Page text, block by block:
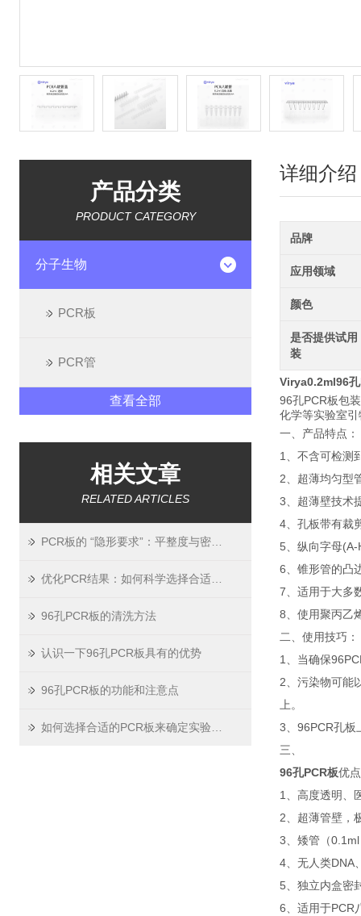
产品分类
PRODUCT CATEGORY
分子生物
PCR板
PCR管
查看全部
相关文章
RELATED ARTICLES
96孔PCR板的清洗方法
认识一下96孔PCR板具有的优势
96孔PCR板的功能和注意点
详细介绍
品牌
应用领域
颜色
是否提供试用
装
Virya0.2ml96
96孔PCR板包
化学等实验室
一、产品特点：
1、不含可检测
2、超薄均匀型
3、超薄壁技术
4、孔板带有裁
5、纵向字母
6、锥形管的凸
7、适用于大多
8、使用聚丙乙
二、使用技巧：
1、当确保
2、污染物可能
上。
3、96PCR孔板
三、
96孔PCR板优
1、高度透明、
2、超薄管壁，
3、矮管（
4、无人类DNA
5、独立内盒密
6、适用于PCR